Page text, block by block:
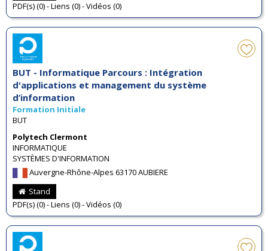
PDF(s) (0) - Liens (0) - Vidéos (0)
BUT - Informatique Parcours : Intégration
d'applications et management du système
d’information
Formation Initiale
BUT
Polytech Clermont
INFORMATIQUE
SYSTÈMES D'INFORMATION
Auvergne-Rhône-Alpes 63170 AUBIERE
Stand
PDF(s) (0) - Liens (0) - Vidéos (0)